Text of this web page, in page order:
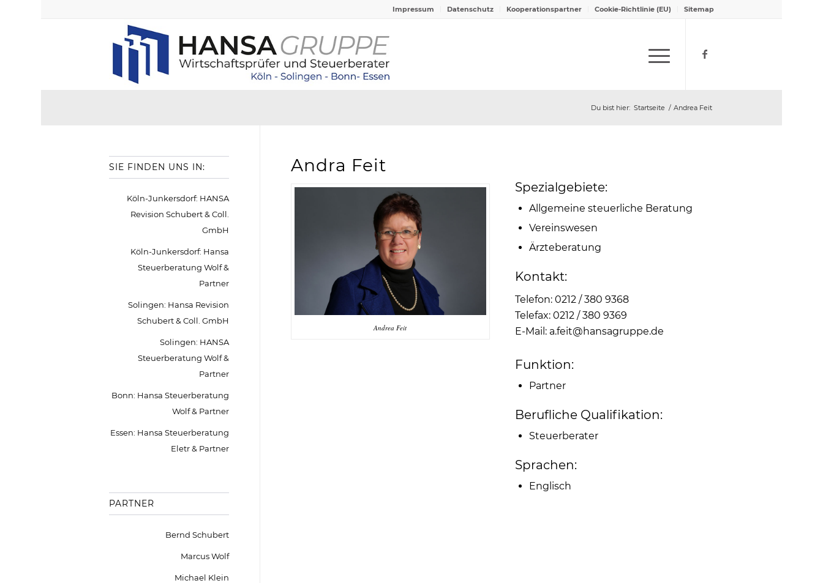
Impressum Datenschutz Kooperationspartner Cookie-Richtlinie (EU) Sitemap
Du bist hier: Startseite / Andrea Feit
Andra Feit
Andrea Feit
Spezialgebiete:
Allgemeine steuerliche Beratung
Vereinswesen
Ärzteberatung
Kontakt:
Telefon: 0212 / 380 9368
Telefax: 0212 / 380 9369
E-Mail: a.feit@hansagruppe.de
Funktion:
Partner
Berufliche Qualifikation:
Steuerberater
Sprachen:
Englisch
SIE FINDEN UNS IN:
Köln-Junkersdorf: HANSA
Revision Schubert & Coll.
GmbH
Köln-Junkersdorf: Hansa
Steuerberatung Wolf &
Partner
Solingen: Hansa Revision
Schubert & Coll. GmbH
Solingen: HANSA
Steuerberatung Wolf &
Partner
Bonn: Hansa Steuerberatung
Wolf & Partner
Essen: Hansa Steuerberatung
Eletr & Partner
PARTNER
Bernd Schubert
Marcus Wolf
Michael Klein